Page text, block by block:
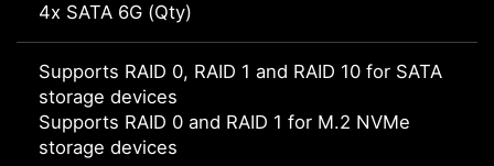
4x SATA 6G (Qty)
Supports RAID 0, RAID 1 and RAID 10 for SATA
storage devices
Supports RAID 0 and RAID 1 for M.2 NVMe
storage devices